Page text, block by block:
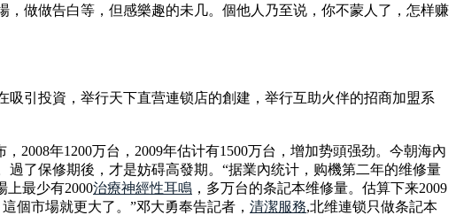
做做告白等，但感樂趣的未几。個他人乃至说，你不蒙人了，怎样赚
引投資，举行天下直营連锁店的創建，举行互助火伴的招商加盟系
2008年1200万台，2009年估计有1500万台，增加势頭强劲。今朝海內
了保修期後，才是妨碍高發期。“据業內统计，购機第二年的维修量
上最少有2000治療神經性耳鳴 ，多万台的条記本维修量。估算下来2009
個市場就更大了。”邓大勇奉告記者， 清潔服務,北维連锁只做条記本